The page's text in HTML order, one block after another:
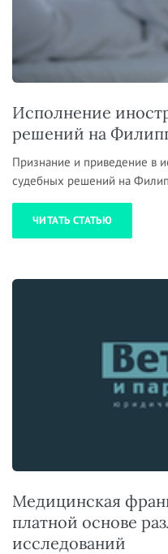
Исполнение
решений на
Признание и приведение в
судебных решений на
ЧИТАТЬ СТАТЬЮ
Медицинская
платной основе
исследований